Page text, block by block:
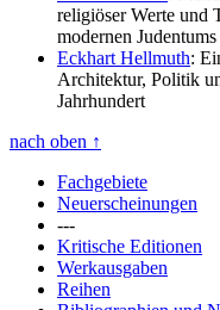
religiöser Werte und
modernen
Eckhart Hellmuth:
Architektur, Politik
Jahrhundert
nach oben ↑
Fachgebiete
Neuerscheinungen
---
Kritische Editionen
Werkausgaben
Reihen